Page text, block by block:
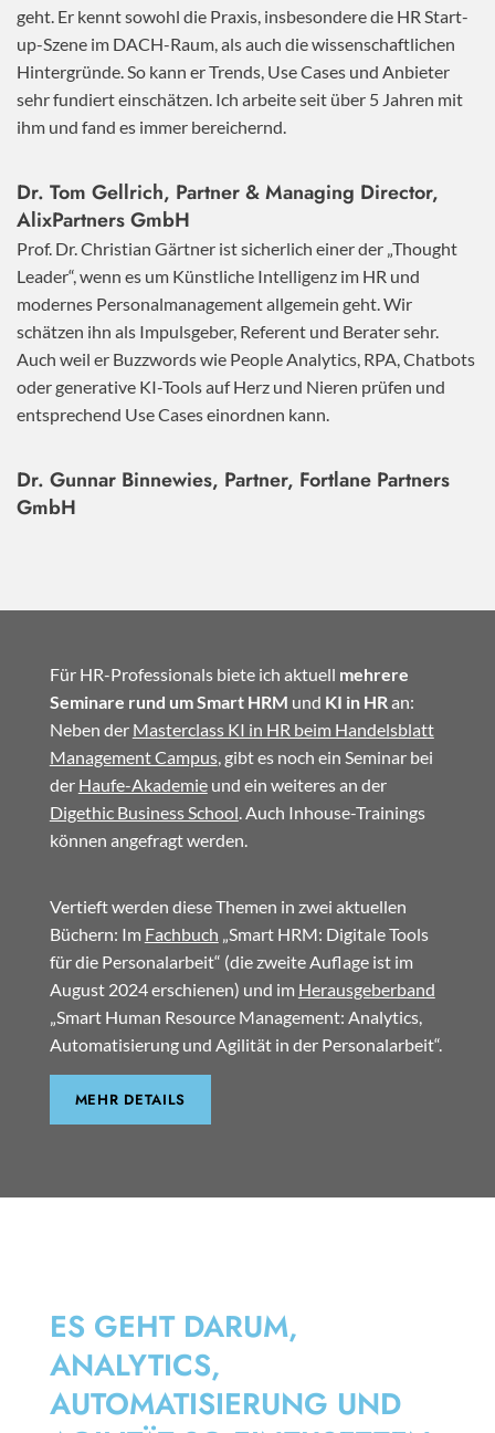
geht. Er kennt sowohl die Praxis, insbesondere die HR Start-
up-Szene im DACH-Raum, als auch die wissenschaftlichen
Hintergründe. So kann er Trends, Use Cases und Anbieter
sehr fundiert einschätzen. Ich arbeite seit über 5 Jahren mit
ihm und fand es immer bereichernd.
Dr. Tom Gellrich, Partner & Managing Director,
AlixPartners GmbH
Prof. Dr. Christian Gärtner ist sicherlich einer der „Thought
Leader“, wenn es um Künstliche Intelligenz im HR und
modernes Personalmanagement allgemein geht. Wir
schätzen ihn als Impulsgeber, Referent und Berater sehr.
Auch weil er Buzzwords wie People Analytics, RPA, Chatbots
oder generative KI-Tools auf Herz und Nieren prüfen und
entsprechend Use Cases einordnen kann.
Dr. Gunnar Binnewies, Partner, Fortlane Partners
GmbH
Für HR-Professionals biete ich aktuell mehrere
Seminare rund um Smart HRM und KI in HR an:
Neben der Masterclass KI in HR beim Handelsblatt
Management Campus, gibt es noch ein Seminar bei
der Haufe-Akademieund ein weiteres an der
Digethic Business School . Auch Inhouse-Trainings
können angefragt werden.
Vertieft werden diese Themen in zwei aktuellen
Büchern: Im Fachbuch „Smart HRM: Digitale Tools
für die Personalarbeit“ (die zweite Auflage ist im
August 2024 erschienen) und im Herausgeberband
„Smart Human Resource Management: Analytics,
Automatisierung und Agilität in der Personalarbeit“.
MEHR DETAILS
ES GEHT DARUM,
ANALYTICS,
AUTOMATISIERUNG UND